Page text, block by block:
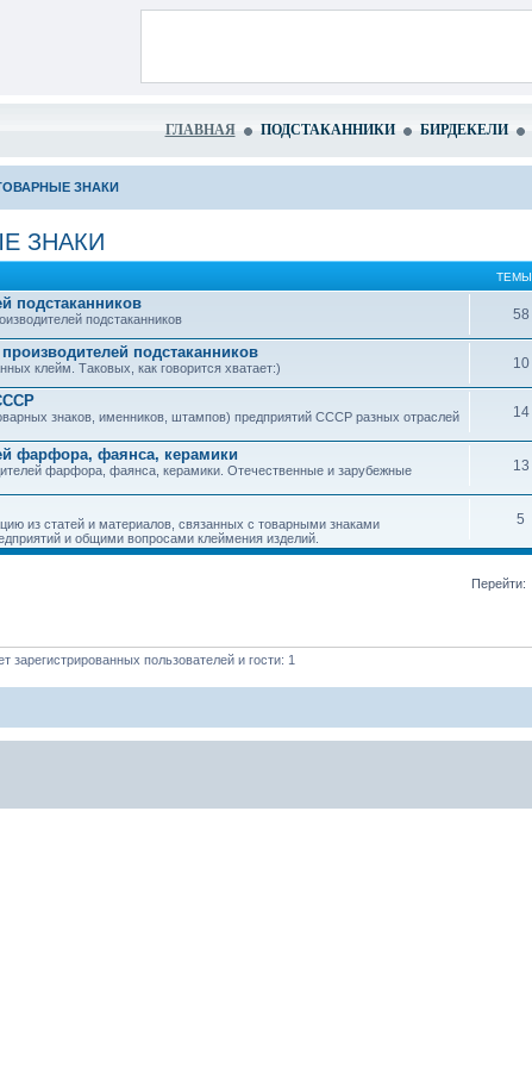
ГЛАВНАЯ ПОДСТАКАННИКИ БИРДЕКЕЛИ
ЗНАКИ
ЗНАКИ
ТЕМЫ
подстаканников
подстаканников 58
подстаканников
клейм. Таковых, как говорится хватает:) 10
знаков, именников, штампов) предприятий СССР разных отраслей
14
фарфора, фаянса, керамики
фарфора, фаянса, керамики. Отечественные и зарубежные
13
из статей и материалов, связанных с товарными знаками
и общими вопросами клеймения изделий.
5
Перейти:
пользователей и гости: 1